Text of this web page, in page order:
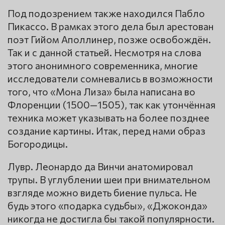
Под подозрением также находился Пабло
Пикассо. В рамках этого дела был арестован
поэт Гийом Аполлинер, позже освобождён.
Так и с данной статьей. Несмотря на слова
этого анонимного современника, многие
исследователи сомневались в возможности
того, что «Мона Лиза» была написана во
Флоренции (1500—1505), так как утончённая
техника может указывать на более позднее
создание картины. Итак, перед нами образ
Богородицы.
Лувр. Леонардо да Винчи анатомировал
трупы. В углублении шеи при внимательном
взгляде можно видеть биение пульса. Не
будь этого «подарка судьбы», «Джоконда»
никогда не достигла бы такой популярности.